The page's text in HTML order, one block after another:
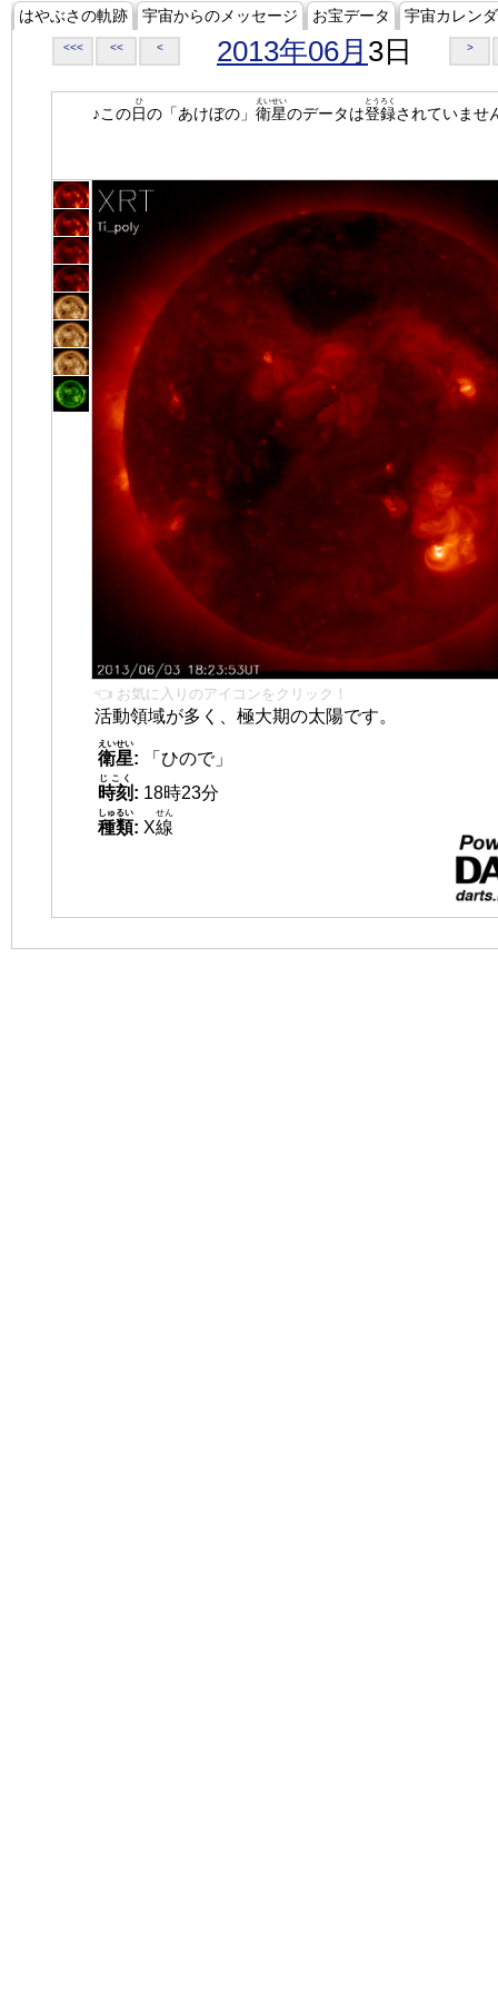
はやぶさの軌跡 宇宙からのメッセージ お宝データ 宇宙カレン
<<< << < 2013年06月 3日 >
♪この日
ひ
の「あけぼの」 衛星
えいせい
のデータは登録
とうろく
されていませ
👈 お気に入りのアイコンをクリック！
活動領域が多く、極大期の太陽です。
衛星
えいせい
:
「ひので」
時刻
じこく
: 18時23分
種類
しゅるい
: X線
せん